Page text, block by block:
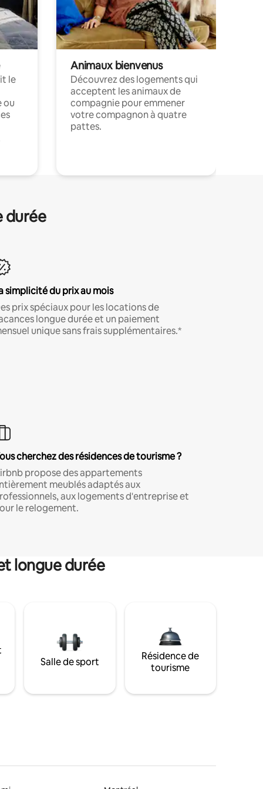
le
ou
Animaux bienvenus
Découvrez des logements qui
acceptent les animaux de
compagnie pour emmener
votre compagnon à quatre
pattes.
durée
simplicité du prix au mois
prix spéciaux pour les locations de
longue durée et un paiement
unique sans frais supplémentaires.*
cherchez des résidences de tourisme ?
propose des appartements
meublés adaptés aux
aux logements d'entreprise et
le relogement.
longue durée
Salle de sport
Résidence de
tourisme